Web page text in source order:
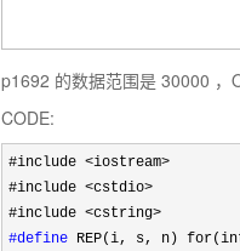
p1692 的数据范围是 30000 ，
CODE:
#include <iostream>
#include <cstdio>
#include
#define